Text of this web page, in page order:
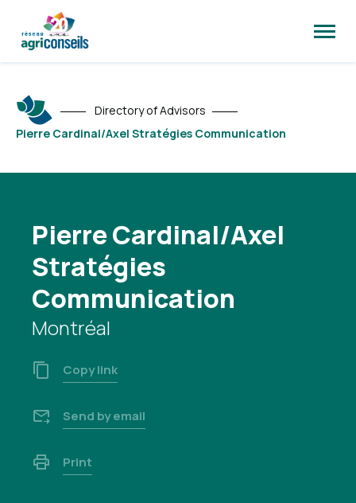
site
Directory of Advisors
Pierre Cardinal/Axel Stratégies Communication
Pierre Cardinal/Axel
Stratégies
Communication
Montréal
Copy link
Send by email
Print